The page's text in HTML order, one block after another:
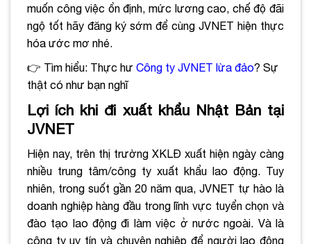
muốn công việc ổn định, mức lương cao, chế độ đãi
ngộ tốt hãy đăng ký sớm để cùng JVNET hiện thực
hóa ước mơ nhé.
👉 Tìm hiểu: Thực hư Công ty JVNET lừa đảo? Sự
thật có như bạn nghĩ
Lợi ích khi đi xuất khẩu Nhật Bản tại
JVNET
Hiện nay, trên thị trường XKLĐ xuất hiện ngày càng
nhiều trung tâm/công ty xuất khẩu lao động. Tuy
nhiên, trong suốt gần 20 năm qua, JVNET tự hào là
doanh nghiệp hàng đầu trong lĩnh vực tuyển chọn và
đào tạo lao động đi làm việc ở nước ngoài. Và là
công ty uy tín và chuyên nghiệp để người lao động